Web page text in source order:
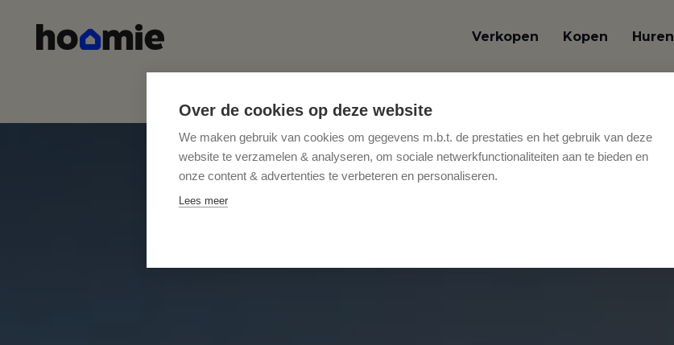
Verkopen Kopen Huren
Over de cookies op deze website
We maken gebruik van cookies om gegevens m.b.t. de prestaties en het gebruik van deze
website te verzamelen & analyseren, om sociale netwerkfunctionaliteiten aan te bieden en
onze content & advertenties te verbeteren en personaliseren.
Lees meer